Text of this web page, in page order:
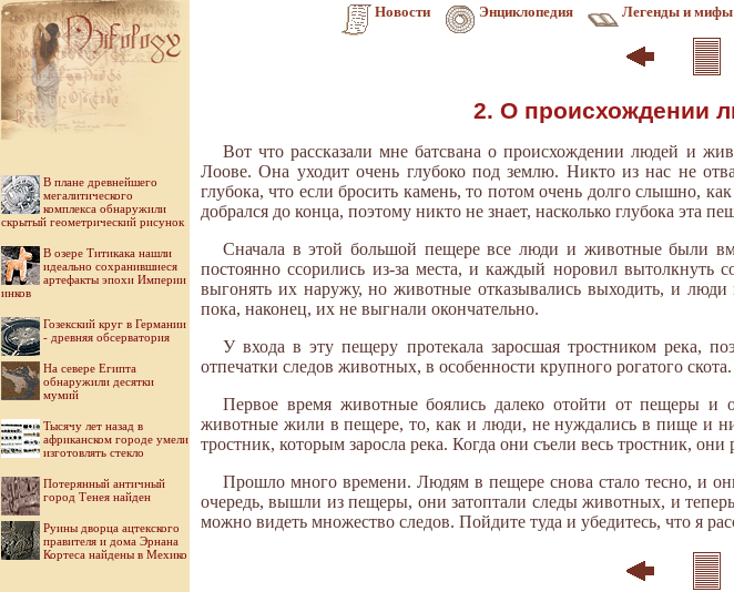
Новости Энциклопедия Легенды и мифы
В плане древнейшего
мегалитического
комплекса обнаружили
скрытый геометрический рисунок
В озере Титикака нашли
идеально сохранившиеся
артефакты эпохи Империи
инков
Гозекский круг в Германии
- древняя обсерватория
На севере Египта
обнаружили десятки
мумий
Тысячу лет назад в
африканском городе умели
изготовлять стекло
Потерянный античный
город Тенея найден
Руины дворца ацтекского
правителя и дома Эрнана
Кортеса найдены в Мехико
2. О происхождении
Вот что рассказали мне батсвана о происхождении людей и
Лоове. Она уходит очень глубоко под землю. Никто из нас не
глубока, что если бросить камень, то потом очень долго слышно,
добрался до конца, поэтому никто не знает, насколько глубока эта
Сначала в этой большой пещере все люди и животные были
постоянно ссорились из-за места, и каждый норовил
выгонять их наружу, но животные отказывались выходить, и
пока, наконец, их не выгнали окончательно.
У входа в эту пещеру протекала заросшая тростником река,
отпечатки следов животных, в особенности крупного рогатого скота.
Первое время животные боялись далеко отойти от пещеры и
животные жили в пещере, то, как и люди, не нуждались в пище и
тростник, которым заросла река. Когда они съели весь тростник,
Прошло много времени. Людям в пещере снова стало тесно, и
очередь, вышли из пещеры, они затоптали следы животных, и
можно видеть множество следов. Пойдите туда и убедитесь, что я